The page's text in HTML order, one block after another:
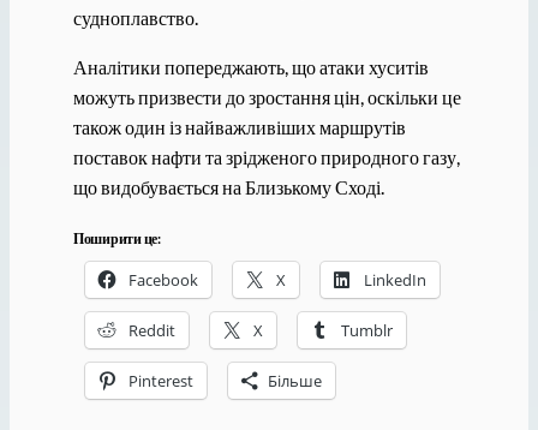
судноплавство.
Аналітики попереджають, що атаки хуситів
можуть призвести до зростання цін, оскільки це
також один із найважливіших маршрутів
поставок нафти та зрідженого природного газу,
що видобувається на Близькому Сході.
Поширити це:
Facebook X LinkedIn
Reddit X Tumblr
Pinterest Більше